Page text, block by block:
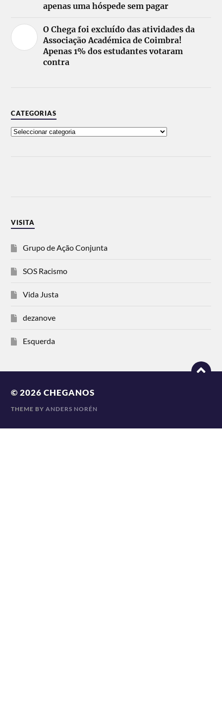
apenas uma hóspede sem pagar
O Chega foi excluído das atividades da
Associação Académica de Coimbra!
Apenas 1% dos estudantes votaram
contra
CATEGORIAS
VISITA
Grupo de Ação Conjunta
SOS Racismo
Vida Justa
dezanove
Esquerda
© 2026CHEGANOS
THEME BYANDERS NORÉN